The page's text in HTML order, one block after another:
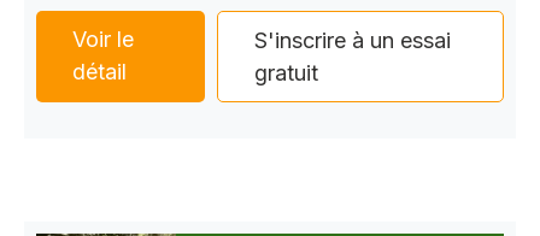
Voir le
détail
S'inscrire à un essai
gratuit